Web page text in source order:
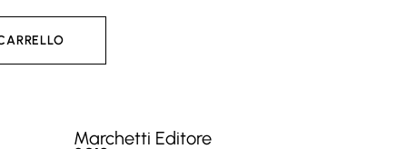
Marchetti Editore